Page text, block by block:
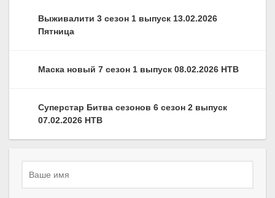
Выживалити 3 сезон 1 выпуск 13.02.2026
Пятница
Маска новый 7 сезон 1 выпуск 08.02.2026 НТВ
Суперстар Битва сезонов 6 сезон 2 выпуск
07.02.2026 НТВ